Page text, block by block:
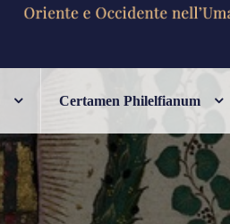
Certamen Philelfianum